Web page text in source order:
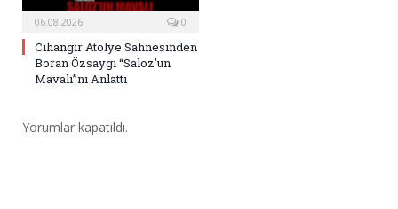
06.08.2026 0
Cihangir Atölye Sahnesinden
Boran Özsaygı “Saloz’un
Mavalı”nı Anlattı
Yorumlar kapatıldı.